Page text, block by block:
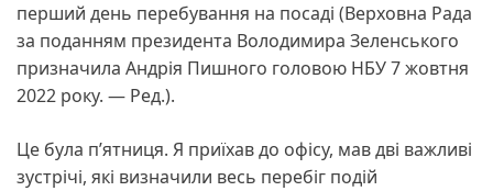
перший день перебування на посаді (Верховна Рада
за поданням президента Володимира Зеленського
призначила Андрія Пишного головою НБУ 7 жовтня
2022 року. — Ред.).
Це була п’ятниця. Я приїхав до офісу, мав дві важливі
зустрічі, які визначили весь перебіг подій